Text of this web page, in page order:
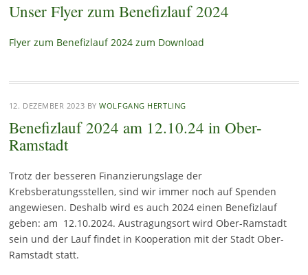
Unser Flyer zum Benefizlauf 2024
Flyer zum Benefizlauf 2024 zum Download
12. DEZEMBER 2023 BYWOLFGANG HERTLING
Benefizlauf 2024 am 12.10.24 in Ober-
Ramstadt
Trotz der besseren Finanzierungslage der
Krebsberatungsstellen, sind wir immer noch auf Spenden
angewiesen. Deshalb wird es auch 2024 einen Benefizlauf
geben: am 12.10.2024. Austragungsort wird Ober-Ramstadt
sein und der Lauf findet in Kooperation mit der Stadt Ober-
Ramstadt statt.